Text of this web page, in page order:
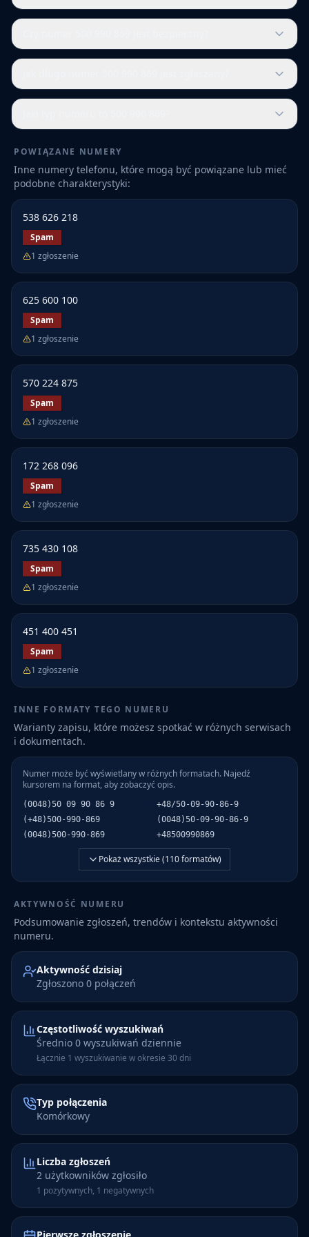
POWIĄZANE NUMERY
Inne numery telefonu, które mogą być powiązane lub mieć
podobne charakterystyki:
538 626 218
Spam
1 zgłoszenie
625 600 100
Spam
1 zgłoszenie
570 224 875
Spam
1 zgłoszenie
172 268 096
Spam
1 zgłoszenie
735 430 108
Spam
1 zgłoszenie
451 400 451
Spam
1 zgłoszenie
INNE FORMATY TEGO NUMERU
Warianty zapisu, które możesz spotkać w różnych serwisach
i dokumentach.
Numer może być wyświetlany w różnych formatach. Najedź
kursorem na format, aby zobaczyć opis.
(0048)50 09 90 86 9
+48/50-09-90-86-9
(+48)500-990-869
(0048)50-09-90-86-9
(0048)500-990-869
+48500990869
Pokaż wszystkie (110formatów)
AKTYWNOŚĆ NUMERU
Podsumowanie zgłoszeń, trendów i kontekstu aktywności
numeru.
Aktywność dzisiaj
Zgłoszono 0 połączeń
Częstotliwość wyszukiwań
Średnio 0 wyszukiwań dziennie
Łącznie 1 wyszukiwanie w okresie 30 dni
Typ połączenia
Komórkowy
Liczba zgłoszeń
2 użytkowników zgłosiło
1 pozytywnych, 1 negatywnych